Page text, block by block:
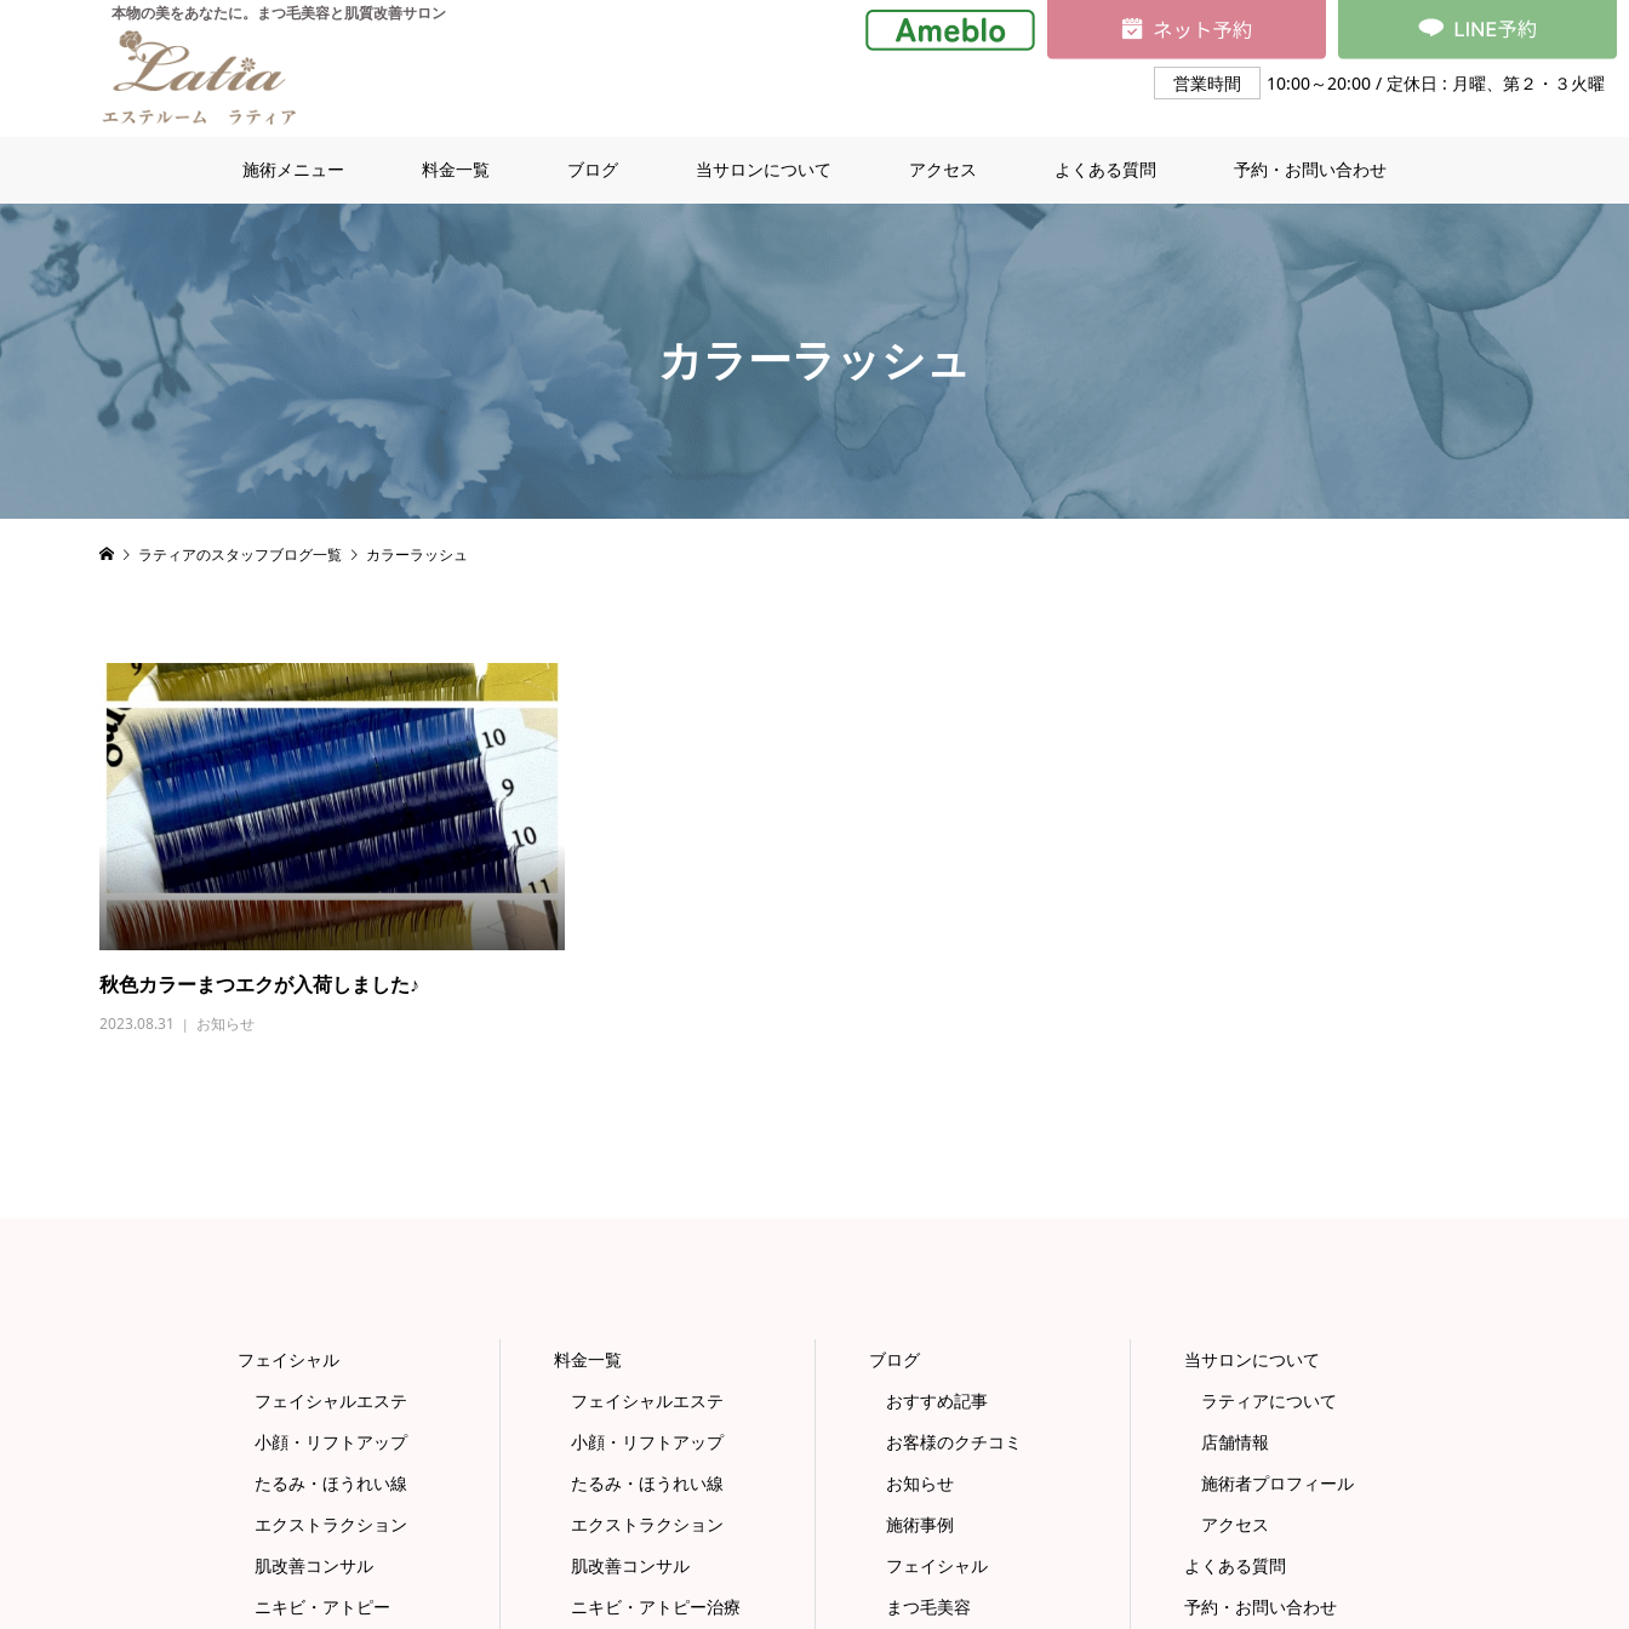
営業時間 10:00～20:00 / 定休日 : 月曜、第２・３火曜
施術メニュー 料金一覧 ブログ 当サロンについて アクセス よくある質問 予約・お問い合わせ
カラーラッシュ
ラティアのスタッフブログ一覧 カラーラッシュ
秋色カラーまつエクが入荷しました♪
2023.08.31 お知らせ
フェイシャル
フェイシャルエステ
小顔・リフトアップ
たるみ・ほうれい線
エクストラクション
肌改善コンサル
ニキビ・アトピー
料金一覧
フェイシャルエステ
小顔・リフトアップ
たるみ・ほうれい線
エクストラクション
肌改善コンサル
ニキビ・アトピー治療
ブログ
おすすめ記事
お客様のクチコミ
お知らせ
施術事例
フェイシャル
まつ毛美容
当サロンについて
ラティアについて
店舗情報
施術者プロフィール
アクセス
よくある質問
予約・お問い合わせ